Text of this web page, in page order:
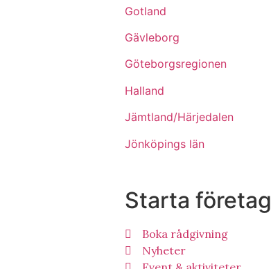
Gotland
Gävleborg
Göteborgsregionen
Halland
Jämtland/Härjedalen
Jönköpings län
Starta företag
Boka rådgivning
Nyheter